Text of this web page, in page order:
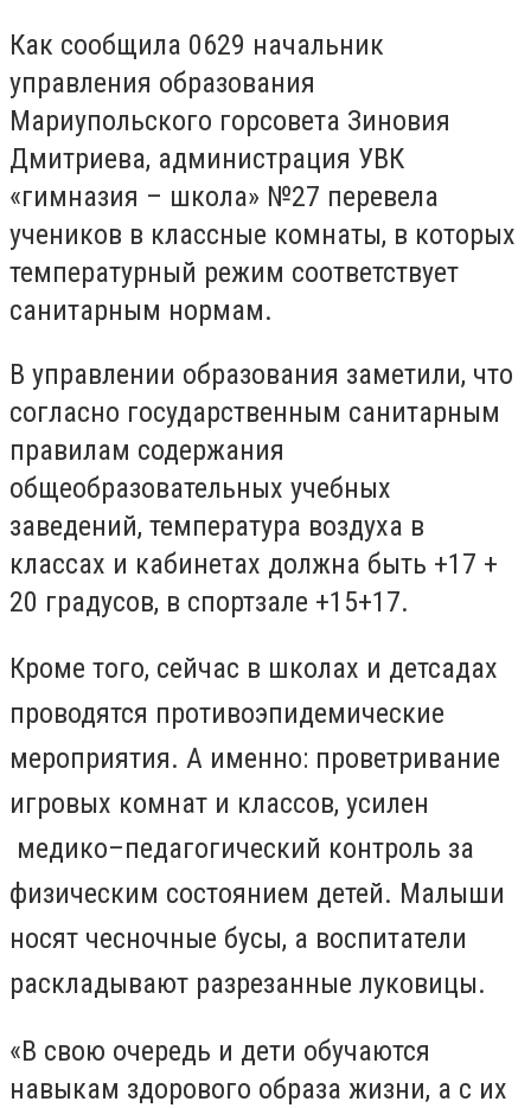
Как сообщила 0629 начальник
управления образования
Мариупольского горсовета Зиновия
Дмитриева, администрация УВК
«гимназия – школа» №27 перевела
учеников в классные комнаты, в которых
температурный режим соответствует
санитарным нормам.
В управлении образования заметили, что
согласно государственным санитарным
правилам содержания
общеобразовательных учебных
заведений, температура воздуха в
классах и кабинетах должна быть +17 +
20 градусов, в спортзале +15+17.
Кроме того, сейчас в школах и детсадах
проводятся противоэпидемические
мероприятия. А именно: проветривание
игровых комнат и классов, усилен
медико–педагогический контроль за
физическим состоянием детей. Малыши
носят чесночные бусы, а воспитатели
раскладывают разрезанные луковицы.
«В свою очередь и дети обучаются
навыкам здорового образа жизни, а с их